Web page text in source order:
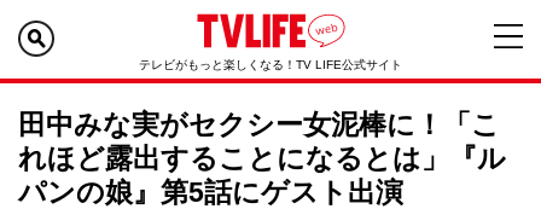
テレビがもっと楽しくなる！TV LIFE公式サイト
田中みな実がセクシー女泥棒に！「こ
れほど露出することになるとは」『ル
パンの娘』第5話にゲスト出演